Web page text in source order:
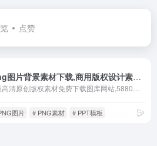
点赞
千库网_免费png图片背景素材下载,商用版权设计素材图库
图片 # PNG素材 # PPT模板